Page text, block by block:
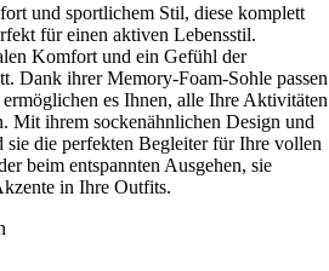
und sportlichem Stil, diese komplett
für einen aktiven Lebensstil.
Komfort und ein Gefühl der
Dank ihrer Memory-Foam-Sohle passen
es Ihnen, alle Ihre Aktivitäten
Mit ihrem sockenähnlichen Design und
sie die perfekten Begleiter für Ihre vollen
beim entspannten Ausgehen, sie
in Ihre Outfits.